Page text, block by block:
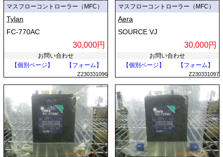
マスフローコントローラー（MFC）
Tylan
FC-770AC
30,000円
お問い合わせ
【個別ページ】
【フォーム】
Z230331096
マスフローコントローラー（MFC）
Aera
SOURCE VJ
30,000円
お問い合わせ
【個別ページ】
【フォーム】
Z230331097